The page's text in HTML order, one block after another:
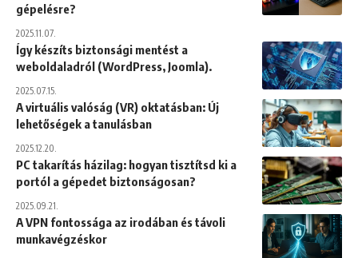
gépelésre?
2025.11.07.
Így készíts biztonsági mentést a
weboldaladról (WordPress, Joomla).
2025.07.15.
A virtuális valóság (VR) oktatásban: Új
lehetőségek a tanulásban
2025.12.20.
PC takarítás házilag: hogyan tisztítsd ki a
portól a gépedet biztonságosan?
2025.09.21.
A VPN fontossága az irodában és távoli
munkavégzéskor